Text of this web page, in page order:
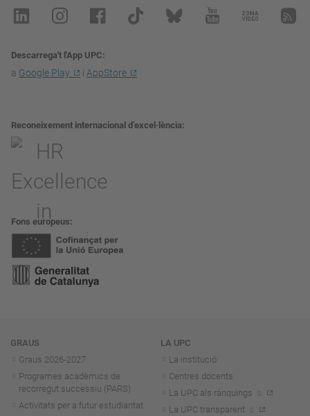
Descarrega't l'App UPC
a Google Play i AppStore
Reconeixement internacional d’excel·lència
Fons europeus
Navegació
GRAUS
Graus 2026-2027
Programes acadèmics de
recorregut successiu (PARS)
Activitats per a futur estudiantat
LA UPC
La institució
Centres docents
La UPC als rànquings
La UPC transparent